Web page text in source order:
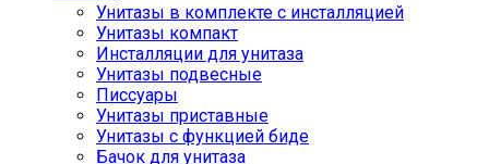
Унитазы в комплекте с инсталляцией
Унитазы компакт
Инсталляции для унитаза
Унитазы подвесные
Писсуары
Унитазы приставные
Унитазы с функцией биде
Бачок для унитаза